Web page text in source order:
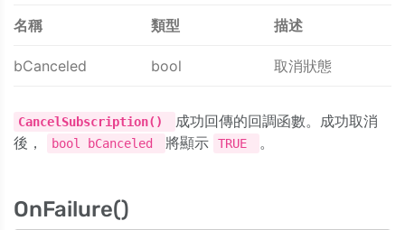
名稱 類型 描述
bCanceled bool 取消狀態
CancelSubscription()
成功回傳的回調函數。成功取消
後，
bool bCanceled 將顯示 TRUE 。
OnFailure()